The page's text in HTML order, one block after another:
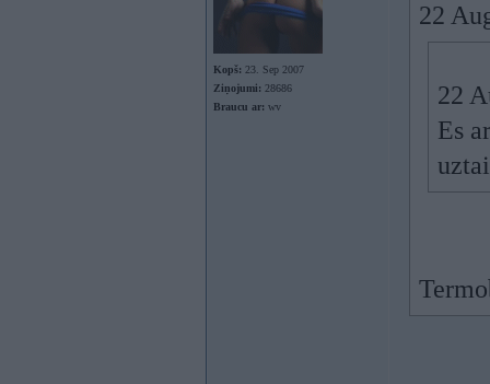
Kopš: 23. Sep 2007
Ziņojumi: 28686
Braucu ar: wv
22
22
Es